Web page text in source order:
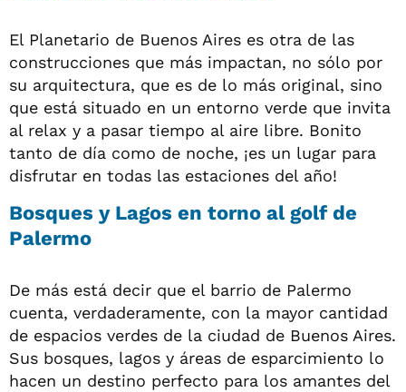
El Planetario de Buenos Aires es otra de las
construcciones que más impactan, no sólo por
su arquitectura, que es de lo más original, sino
que está situado en un entorno verde que invita
al relax y a pasar tiempo al aire libre. Bonito
tanto de día como de noche, ¡es un lugar para
disfrutar en todas las estaciones del año!
Bosques y Lagos en torno al golf de
Palermo
De más está decir que el barrio de Palermo
cuenta, verdaderamente, con la mayor cantidad
de espacios verdes de la ciudad de Buenos Aires.
Sus bosques, lagos y áreas de esparcimiento lo
hacen un destino perfecto para los amantes del